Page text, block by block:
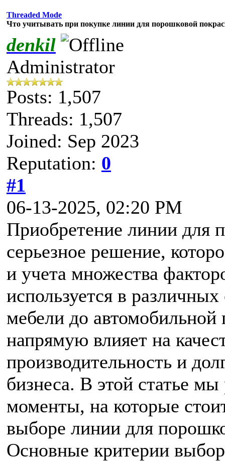
Threaded Mode
Что учитывать при покупке линии для порошковой
denkil
Administrator
Posts: 1,507
Threads: 1,507
Joined: Sep 2023
Reputation: 0
#1
06-13-2025, 02:20 PM
Приобретение линии для
серьезное решение,
и учета множества
используется в
мебели до
напрямую влияет на
производительность и
бизнеса. В этой статье
моменты, на которые
выборе линии для
Основные критерии